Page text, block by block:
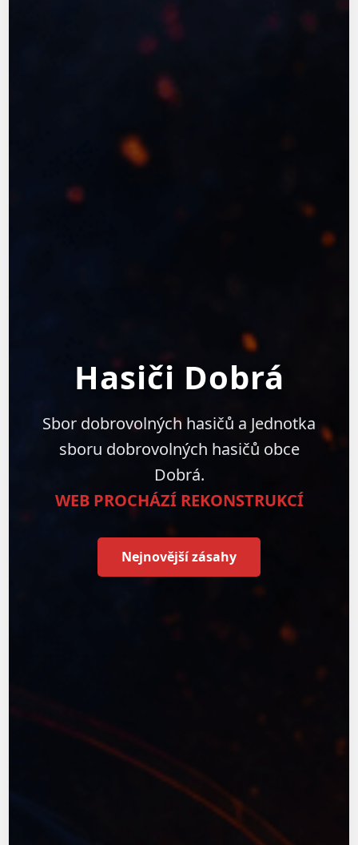
Hasiči Dobrá
Sbor dobrovolných hasičů a Jednotka
sboru dobrovolných hasičů obce
Dobrá.
WEB PROCHÁZÍ REKONSTRUKCÍ
Nejnovější zásahy